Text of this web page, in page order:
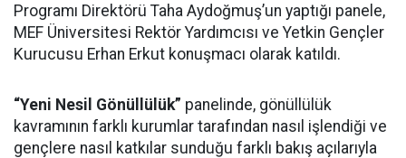
Programı Direktörü Taha Aydoğmuş’un yaptığı panele,
MEF Üniversitesi Rektör Yardımcısı ve Yetkin Gençler
Kurucusu Erhan Erkut konuşmacı olarak katıldı.
“Yeni Nesil Gönüllülük” panelinde, gönüllülük
kavramının farklı kurumlar tarafından nasıl işlendiği ve
gençlere nasıl katkılar sunduğu farklı bakış açılarıyla